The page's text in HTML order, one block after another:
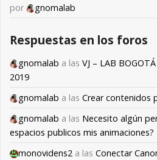
por
gnomalab
Respuestas en los foros
gnomalab a las VJ – LAB
2019
gnomalab a las Crear contenidos
gnomalab a las Necesito algún
espacios publicos mis animaciones?
monovidens2 a las Conectar